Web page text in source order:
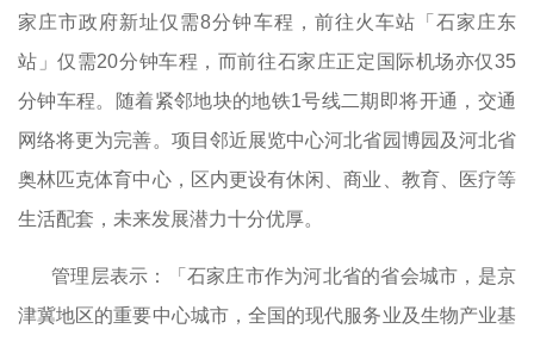
家庄市政府新址仅需8分钟车程，前往火车站「石家庄东
站」仅需20分钟车程，而前往石家庄正定国际机场亦仅35
分钟车程。随着紧邻地块的地铁1号线二期即将开通，交通
网络将更为完善。项目邻近展览中心河北省园博园及河北省
奥林匹克体育中心，区内更设有休闲、商业、教育、医疗等
生活配套，未来发展潜力十分优厚。
管理层表示：「石家庄市作为河北省的省会城市，是京
津冀地区的重要中心城市，全国的现代服务业及生物产业基